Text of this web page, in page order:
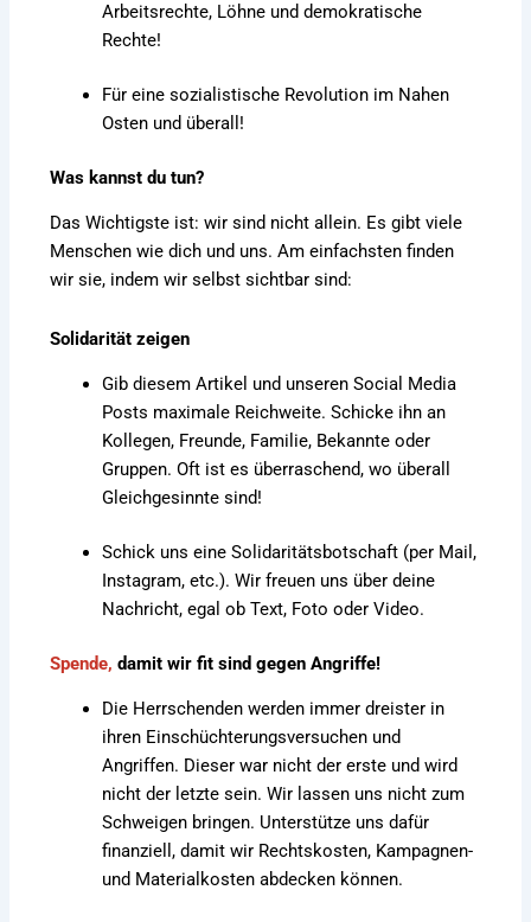
Arbeitsrechte, Löhne und demokratische
Rechte!
Für eine sozialistische Revolution im Nahen
Osten und überall!
Was kannst du tun?
Das Wichtigste ist: wir sind nicht allein. Es gibt viele
Menschen wie dich und uns. Am einfachsten finden
wir sie, indem wir selbst sichtbar sind:
Solidarität zeigen
Gib diesem Artikel und unseren Social Media
Posts maximale Reichweite. Schicke ihn an
Kollegen, Freunde, Familie, Bekannte oder
Gruppen. Oft ist es überraschend, wo überall
Gleichgesinnte sind!
Schick uns eine Solidaritätsbotschaft (per Mail,
Instagram, etc.). Wir freuen uns über deine
Nachricht, egal ob Text, Foto oder Video.
Spende, damit wir fit sind gegen Angriffe!
Die Herrschenden werden immer dreister in
ihren Einschüchterungsversuchen und
Angriffen. Dieser war nicht der erste und wird
nicht der letzte sein. Wir lassen uns nicht zum
Schweigen bringen. Unterstütze uns dafür
finanziell, damit wir Rechtskosten, Kampagnen-
und Materialkosten abdecken können.